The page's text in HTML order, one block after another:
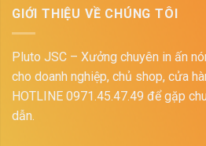
GIỚI THIỆU VỀ CHÚNG TÔI
Pluto JSC – Xưởng chuyên in ấn
cho doanh nghiệp, chủ shop, cửa
HOTLINE 0971.45.47.49 để gặp
dẫn.